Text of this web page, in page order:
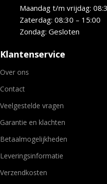
Maandag t/m vrijdag:
Zaterdag: 08:30 – 15:00
Zondag: Gesloten
Klantenservice
Over ons
Contact
Veelgestelde vragen
Garantie en klachten
Betaalmogelijkheden
Leveringsinformatie
Verzendkosten